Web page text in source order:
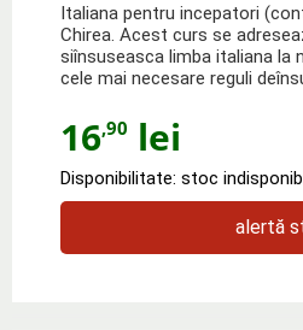
Italiana pentru incepatori
Chirea. Acest curs se
siînsuseasca limba italiana la
cele mai necesare reguli
16,90 lei
Disponibilitate: stoc
alertă